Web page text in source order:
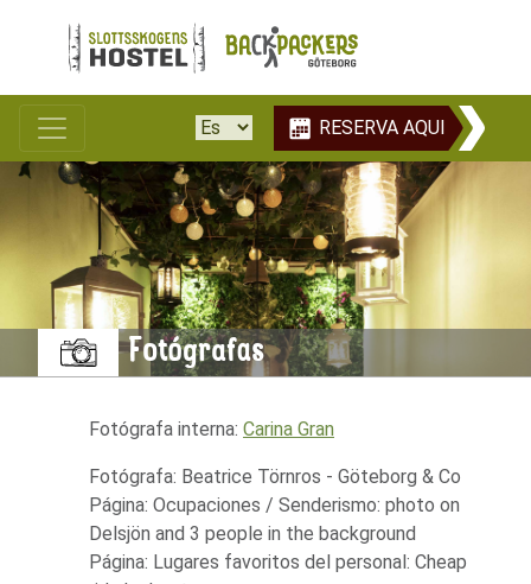
RESERVA AQUI
Fotógrafas
Fotógrafa interna: Carina Gran
Fotógrafa: Beatrice Törnros - Göteborg & Co
Página: Ocupaciones / Senderismo: photo on
Delsjön and 3 people in the background
Página: Lugares favoritos del personal: Cheap